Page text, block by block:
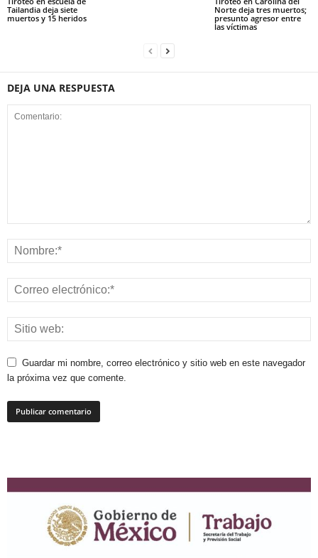
Tailandia deja siete
muertos y 15 heridos
Norte deja tres muertos;
presunto agresor entre
las víctimas
DEJA UNA RESPUESTA
Guardar mi nombre, correo electrónico y sitio web en este navegador
la próxima vez que comente.